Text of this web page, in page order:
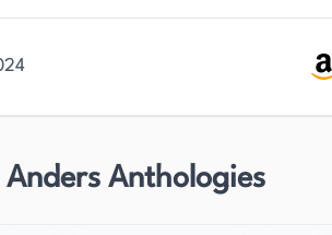
Anthologies